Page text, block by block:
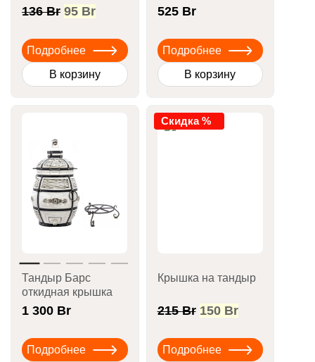
136Br Первоначальная
составляла
136 Br.
95 BrТекущая
95 Br.
Подробнее
В корзину
525 Br
Подробнее
В корзину
Тандыр Барс
откидная крышка
1 300 Br
Подробнее
Скидка %
Крышка на тандыр
215Br Первоначальная
составляла
215 Br.
150 BrТекущая
150 Br.
Подробнее